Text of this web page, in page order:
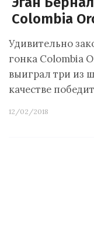
Colombia
Удивительно
гонка Colombia
выиграл три из
качестве
12/02/2018